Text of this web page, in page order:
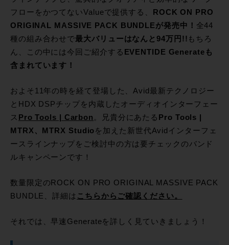
フローをかつてないValueで提供する、
ROCK ON PRO
ORIGINAL MASSIVE PACK BUNDLEが発売中！ 全44
種の組み合わせで最大バリューはなんと94万円!! もちろ
ん、この中には今回ご紹介する EVENTIDE Generateも
含まれています！
およそ11年の時を経て登場した、Avid最新テクノロジー
とHDX DSPチップを内蔵したオーディオインターフェー
ス Pro Tools | Carbon 。兄貴分にあたる Pro Tools |
MTRX、MTRX Studioを加えた新世代Avidインターフェ
ースラインナップをご検討中の方は要チェックのバンド
ルキャンペーンです！
数量限定のROCK ON PRO ORIGINAL MASSIVE PACK
BUNDLE、詳細は こちらからご確認ください。
それでは、早速Generateを詳しく見ていきましょう！